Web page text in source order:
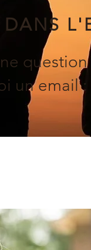
un email :